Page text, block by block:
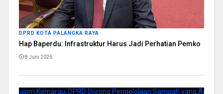
DPRD KOTA PALANGKA RAYA
Hap Baperdu: Infrastruktur Harus Jadi Perhatian Pemko
8 Juni 2026